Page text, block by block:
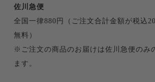
佐川急便
全国一律880円（ご注文合計金額が税込
無料）
※ご注文の商品のお届けは佐川急便のみ
ます。